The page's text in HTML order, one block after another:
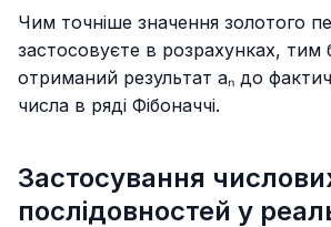
Чим точніше значення золотого
застосовуєте в розрахунках,
отриманий результат aₙ до
числа в ряді Фібоначчі.
Застосування
послідовностей у